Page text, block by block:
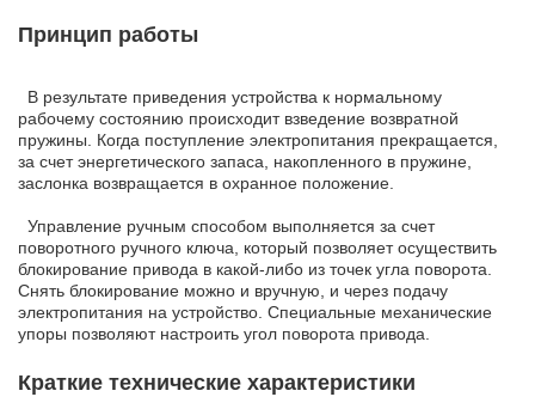
Принцип работы
В результате приведения устройства к нормальному
рабочему состоянию происходит взведение возвратной
пружины. Когда поступление электропитания прекращается,
за счет энергетического запаса, накопленного в пружине,
заслонка возвращается в охранное положение.
Управление ручным способом выполняется за счет
поворотного ручного ключа, который позволяет осуществить
блокирование привода в какой-либо из точек угла поворота.
Снять блокирование можно и вручную, и через подачу
электропитания на устройство. Специальные механические
упоры позволяют настроить угол поворота привода.
Краткие технические характеристики